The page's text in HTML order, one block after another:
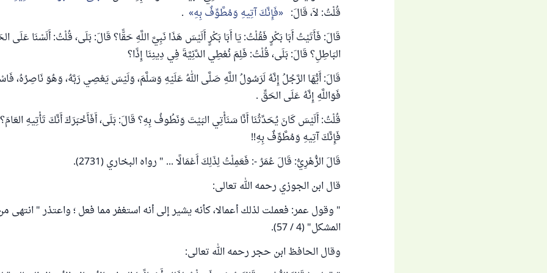
قُلْتُ: لاَ، قَالَ:
فَإِنَّكَ آتِيهِ وَمُطَّوِّفٌ بِهِ .
قَالَ: فَأَتَيْتُ أَبَا بَكْرٍ فَقُلْتُ: يَا أَبَا بَكْرٍ أَلَيْسَ هَذَا نَبِيَّ اللَّهِ حَقًّا؟ قَالَ: بَلَى، قُلْتُ: أَلَسْنَا عَلَى
البَاطِلِ؟ قَالَ: بَلَى، قُلْتُ: فَلِمَ نُعْطِي الدَّنِيَّةَ فِي دِينِنَا إِذًا؟
قَالَ: أَيُّهَا الرَّجُلُ إِنَّهُ لَرَسُولُ اللَّهِ صَلَّى اللهُ عَلَيْهِ وَسَلَّمَ، وَلَيْسَ يَعْصِي رَبَّهُ، وَهُوَ نَاصِرُهُ،
فَوَاللَّهِ إِنَّهُ عَلَى الحَقِّ .
قُلْتُ: أَلَيْسَ كَانَ يُحَدِّثُنَا أَنَّا سَنَأْتِي البَيْتَ وَنَطُوفُ بِهِ؟ قَالَ: بَلَى، أَفَأَخْبَرَكَ أَنَّكَ تَأْتِيهِ
فَإِنَّكَ آتِيهِ وَمُطَّوِّفٌ بِهِ!!
قَالَ الزُّهْرِيُّ: قَالَ عُمَرُ -: فَعَمِلْتُ لِذَلِكَ أَعْمَالًا ... " رواه البخاري (2731).
قال ابن الجوزي رحمه الله تعالى:
" وقول عمر: فعملت لذلك أعمالا، كأنه يشير إلى أنه استغفر مما فعل ؛ واعتذر "
المشكل" (4 / 57).
وقال الحافظ ابن حجر رحمه الله تعالى: